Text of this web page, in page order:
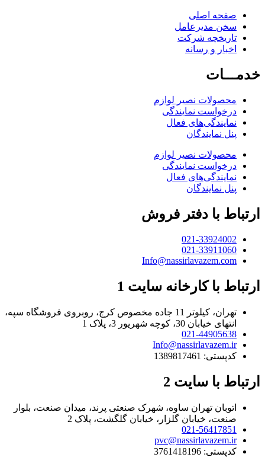
صفحه اصلی
سخن مدیرعامل
تاریخچه شرکت
اخبار و رسانه
خدمـــات
محصولات نصیر لوازم
درخواست نمایندگی
نمایندگی‌های فعال
پنل نمایندگان
محصولات نصیر لوازم
درخواست نمایندگی
نمایندگی‌های فعال
پنل نمایندگان
ارتباط با دفتر فروش
021-33924002
021-33911060
Info@nassirlavazem.com
ارتباط با کارخانه سایت 1
تهران، کیلوتر 11 جاده مخصوص کرج، روبروی فروشگاه سپه،
انتهای خیابان 30، کوچه شهریور 3، پلاک 1
021-44905638
Info@nassirlavazem.ir
کدپستی: 1389817461
ارتباط با سایت 2
اتوبان تهران ساوه، شهرک صنعتی پرند، میدان صنعت، بلوار
صنعت، خیابان گلزار، خیابان گلگشت، پلاک 2
021-56417851
pvc@nassirlavazem.ir
کدپستی: 3761418196